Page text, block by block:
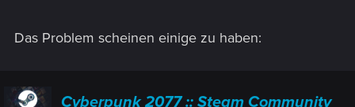
Das Problem scheinen einige zu haben:
Cyberpunk 2077 :: Steam Community